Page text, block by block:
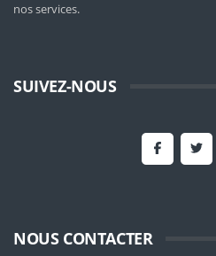
nos services.
SUIVEZ-NOUS
NOUS CONTACTER